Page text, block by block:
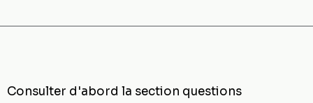
Contactez-nous
Consulter d'abord la section questions